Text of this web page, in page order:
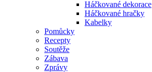
Háčkované dekorace
Háčkované hračky
Kabelky
Pomůcky
Recepty
Soutěže
Zábava
Zprávy